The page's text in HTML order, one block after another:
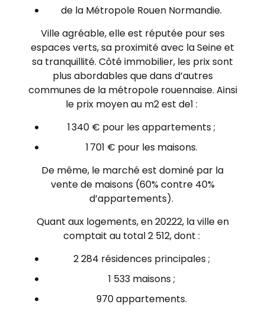
de la Métropole Rouen Normandie.
Ville agréable, elle est réputée pour ses
espaces verts, sa proximité avec la Seine et
sa tranquillité. Côté immobilier, les prix sont
plus abordables que dans d’autres
communes de la métropole rouennaise. Ainsi
le prix moyen au m2 est de1 :
1 340 € pour les appartements ;
1 701 € pour les maisons.
De même, le marché est dominé par la
vente de maisons (60% contre 40%
d’appartements).
Quant aux logements, en 20222, la ville en
comptait au total 2 512, dont :
2 284 résidences principales ;
1 533 maisons ;
970 appartements.